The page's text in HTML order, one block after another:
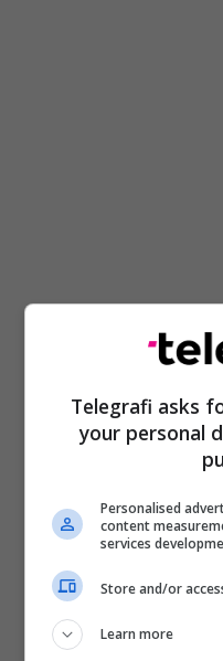
Telegrafi asks
your personal
Personalised
content
services
Store and/or
Learn more